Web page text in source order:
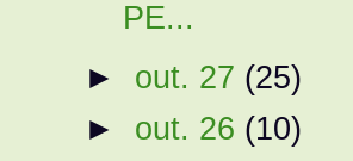
PE...
► out. 27 (25)
► out. 26 (10)